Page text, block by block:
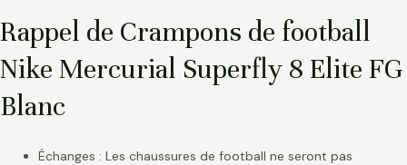
Rappel de Crampons de football
Nike Mercurial Superfly 8 Elite FG
Blanc
Échanges : Les chaussures de football ne seront pas